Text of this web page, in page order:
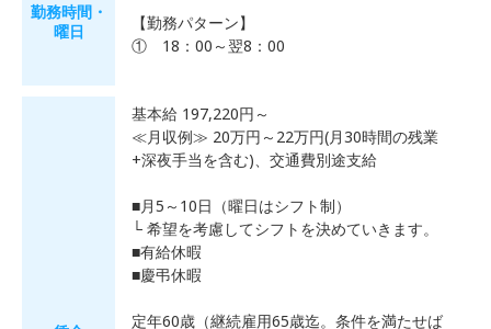
勤務時間・
曜日
【勤務パターン】
① 18：00～翌8：00
基本給 197,220円～
≪月収例≫ 20万円～22万円(月30時間の残業
+深夜手当を含む)、交通費別途支給
■月5～10日（曜日はシフト制）
└ 希望を考慮してシフトを決めていきます。
■有給休暇
■慶弔休暇
定年60歳（継続雇用65歳迄。条件を満たせば